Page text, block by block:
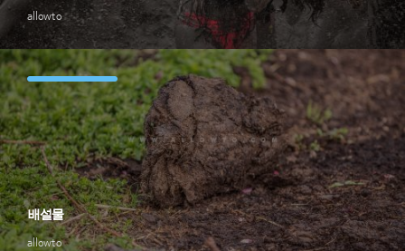
allowto
allowto
배설물